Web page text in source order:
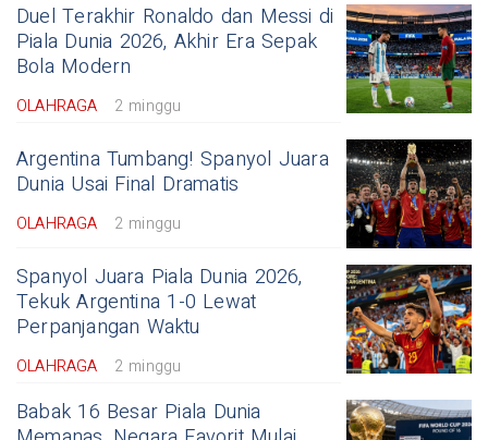
Duel Terakhir Ronaldo dan Messi di
Piala Dunia 2026, Akhir Era Sepak
Bola Modern
OLAHRAGA 2 minggu
Argentina Tumbang! Spanyol Juara
Dunia Usai Final Dramatis
OLAHRAGA 2 minggu
Spanyol Juara Piala Dunia 2026,
Tekuk Argentina 1-0 Lewat
Perpanjangan Waktu
OLAHRAGA 2 minggu
Babak 16 Besar Piala Dunia